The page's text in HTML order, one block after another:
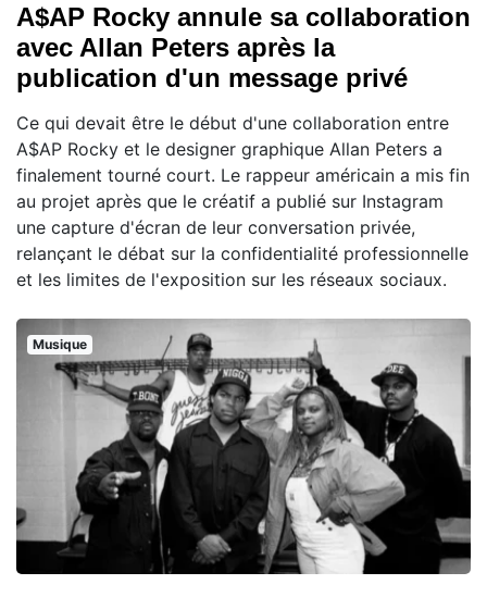
A$AP Rocky annule sa collaboration
avec Allan Peters après la
publication d'un message privé
Ce qui devait être le début d'une collaboration entre
A$AP Rocky et le designer graphique Allan Peters a
finalement tourné court. Le rappeur américain a mis fin
au projet après que le créatif a publié sur Instagram
une capture d'écran de leur conversation privée,
relançant le débat sur la confidentialité professionnelle
et les limites de l'exposition sur les réseaux sociaux.
Musique